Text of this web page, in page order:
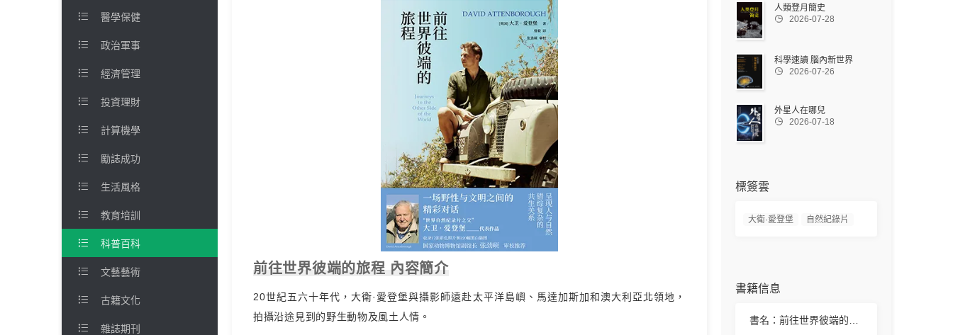
 醫學保健
 政治軍事
 經濟管理
 投資理財
 計算機學
 勵誌成功
 生活風格
 教育培訓
 科普百科
 文藝藝術
 古籍文化
 雜誌期刊
前往世界彼端的旅程 內容簡介
20世紀五六十年代，大衛·愛登堡與攝影師遠赴太平洋島嶼、馬達加斯加和澳大利亞北領地，
拍攝沿途見到的野生動物及風土人情。
人類登月簡史
 2026-07-28
科學速讀 腦內新世界
 2026-07-26
外星人在哪兒
 2026-07-18
標簽雲
大衛·愛登堡 自然紀錄片
書籍信息